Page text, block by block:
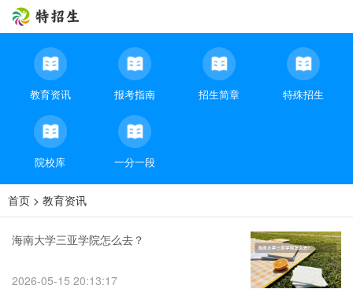
教育资讯 报考指南 招生简章 特殊招生
院校库 一分一段
首页 > 教育资讯
海南大学三亚学院怎么去？
2026-05-15 20:13:17